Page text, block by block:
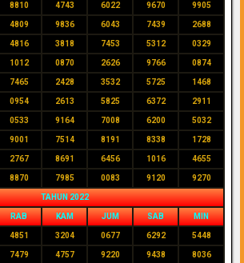
8810 4743 6022 9670 9905
4809 9836 6043 7439 2688
4816 3818 7453 5312 0329
1012 0870 2626 9766 0874
7465 2428 3532 5725 1468
0954 2613 5825 6372 2911
0533 9164 7008 6200 5032
9001 7514 8191 8338 1728
2767 8691 6456 1016 4655
8870 7985 0083 9120 9270
TAHUN 2022
RAB KAM JUM SAB MIN
4851 3204 0677 6292 5448
7479 4757 9220 9438 8036